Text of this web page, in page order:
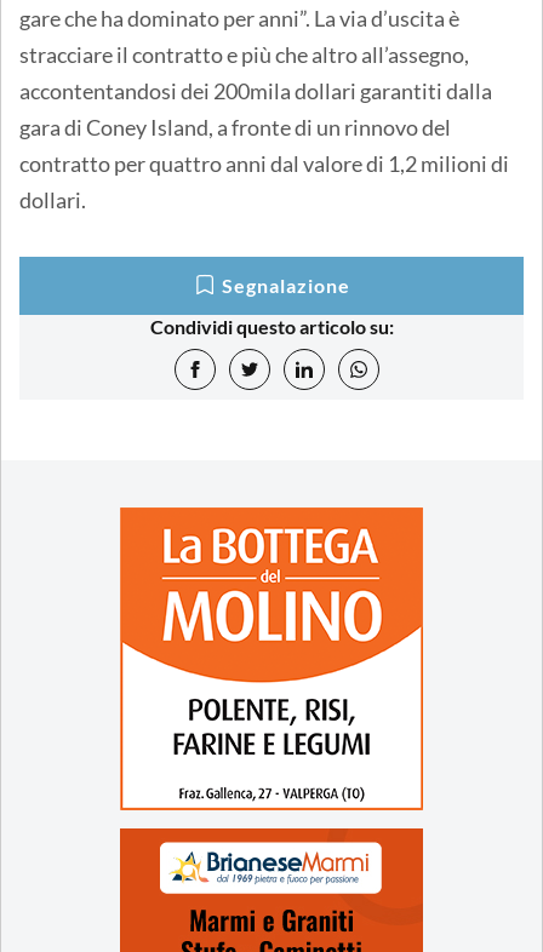
gare che ha dominato per anni”. La via d’uscita è
stracciare il contratto e più che altro all’assegno,
accontentandosi dei 200mila dollari garantiti dalla
gara di Coney Island, a fronte di un rinnovo del
contratto per quattro anni dal valore di 1,2 milioni di
dollari.
Segnalazione
Condividi questo articolo su: